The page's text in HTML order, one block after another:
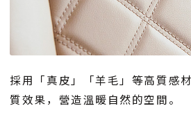
採用「真皮」「羊毛」等高質感
質效果，營造溫暖自然的空間。